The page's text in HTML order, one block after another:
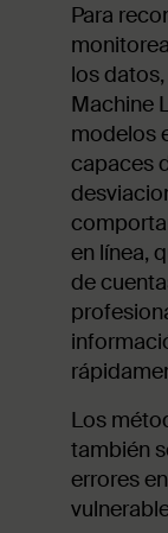
Para
los
Machine
modelos
capaces
en línea,
de
Los
también
errores